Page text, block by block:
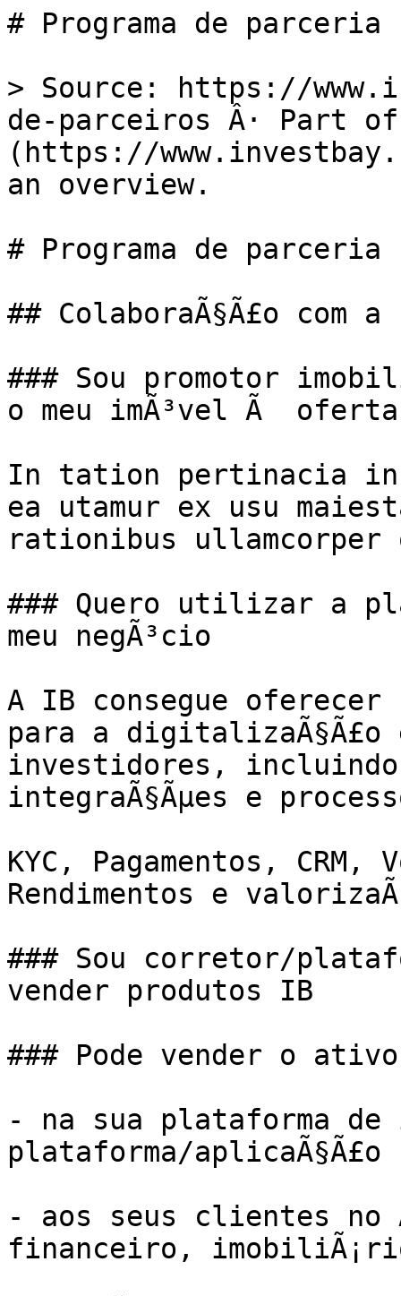
# Programa de parceria
> Source: https://
de-parceiros Â· Part
(https://
an overview.
# Programa de parceria
## ColaboraÃ§Ã£o com
### Sou promotor
o meu imÃ³vel Ã
In tation pertinacia in
ea utamur ex usu
rationibus ullamcorper
### Quero utilizar a
meu negÃ³cio
A IB consegue oferecer
para a digitalizaÃ§Ã£o
investidores, incluindo
integraÃ§Ãµes e
KYC, Pagamentos, CRM,
Rendimentos e
### Sou corretor/
vender produtos IB
### Pode vender o
- na sua plataforma de
plataforma/aplicaÃ§Ã£o
- aos seus clientes no
financeiro,